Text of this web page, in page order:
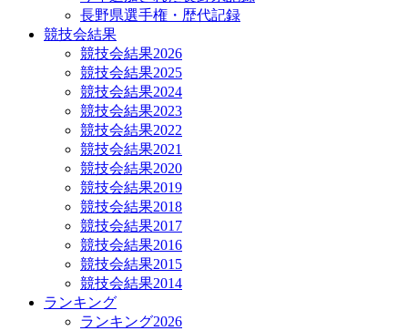
長野県選手権・歴代記録
競技会結果
競技会結果2026
競技会結果2025
競技会結果2024
競技会結果2023
競技会結果2022
競技会結果2021
競技会結果2020
競技会結果2019
競技会結果2018
競技会結果2017
競技会結果2016
競技会結果2015
競技会結果2014
ランキング
ランキング2026